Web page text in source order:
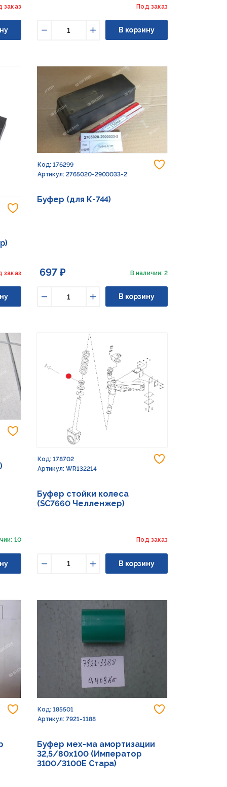
заказ Под заказ
Увеличить
В корзину
заказ
Код: 176299
Артикул: 2765020-2900033-2
Буфер (для К-744)
697 ₽ В наличии: 2
Увеличить
В корзину
Добавить в избранное
10
Код: 178702
Артикул: WR132214
Буфер стойки колеса
(SC7660 Челленжер)
Под заказ
Увеличить
В корзину
Добавить в избранное
Код: 185501
Артикул: 7921-1188
Буфер мех-ма амортизации
32,5/80х100 (Император
3100/3100E Стара)